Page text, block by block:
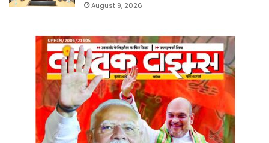
August 9, 2026